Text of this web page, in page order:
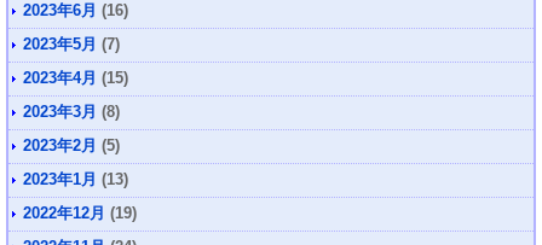
2023年6月 (16)
2023年5月 (7)
2023年4月 (15)
2023年3月 (8)
2023年2月 (5)
2023年1月 (13)
2022年12月 (19)